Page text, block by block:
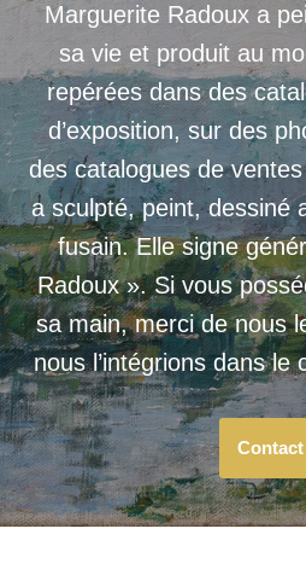
Marguerite Radoux a
sa vie et produit au
repérées dans des
d’exposition, sur des
des catalogues de
a sculpté, peint, dessiné
fusain. Elle signe
Radoux ». Si vous
sa main, merci de nous
nous l’intégrions dans le
Contact